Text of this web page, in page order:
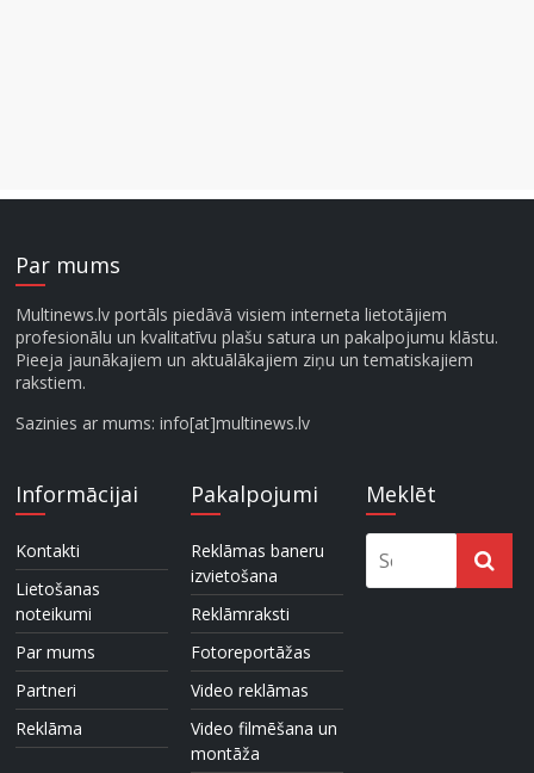
Par mums
Multinews.lv portāls piedāvā visiem interneta lietotājiem
profesionālu un kvalitatīvu plašu satura un pakalpojumu klāstu.
Pieeja jaunākajiem un aktuālākajiem ziņu un tematiskajiem
rakstiem.
Sazinies ar mums: info[at]multinews.lv
Informācijai
Kontakti
Lietošanas
noteikumi
Par mums
Partneri
Reklāma
Pakalpojumi
Reklāmas baneru
izvietošana
Reklāmraksti
Fotoreportāžas
Video reklāmas
Video filmēšana un
montāža
Meklēt